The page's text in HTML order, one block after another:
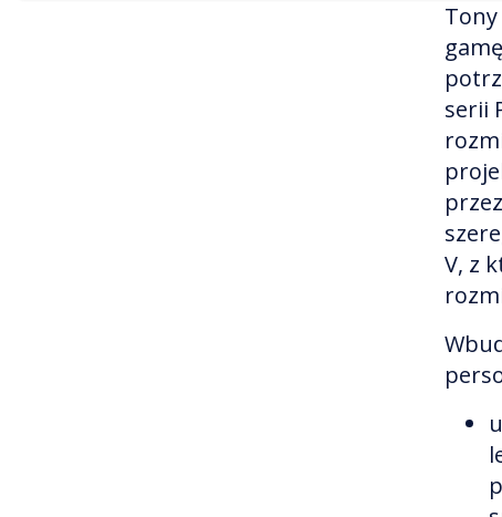
serii
V, z